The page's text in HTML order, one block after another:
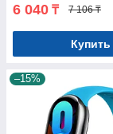
6 040 ₸ 7 106 ₸
Купить
–15%